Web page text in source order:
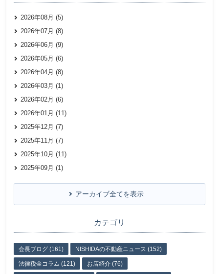
2026年08月 (5)
2026年07月 (8)
2026年06月 (9)
2026年05月 (6)
2026年04月 (8)
2026年03月 (1)
2026年02月 (6)
2026年01月 (11)
2025年12月 (7)
2025年11月 (7)
2025年10月 (11)
2025年09月 (1)
アーカイブ全てを表示
カテゴリ
会長ブログ (161) NISHIDAの不動産ニュース (152)
法律税金コラム (121) お店紹介 (76)